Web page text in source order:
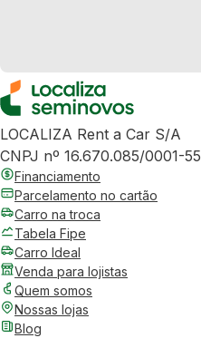
LOCALIZA Rent a Car S/A
CNPJ nº 16.670.085/0001-55
Financiamento
Parcelamento no cartão
Carro na troca
Tabela Fipe
Carro Ideal
Venda para lojistas
Quem somos
Nossas lojas
Blog